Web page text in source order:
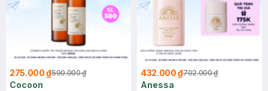
275.000 ₫590.000 ₫
Cocoon
432.000 ₫702.000 ₫
Anessa